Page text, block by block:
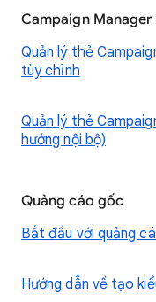
Campaign Manager
Quản lý thẻ
tùy chỉnh
Quản lý thẻ
hướng nội bộ)
Quảng cáo gốc
Bắt đầu với quảng
Hướng dẫn về tạo